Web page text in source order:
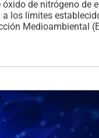
óxido de nitrógeno de
a los límites
Medioambiental